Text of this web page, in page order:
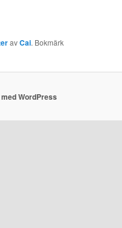
avCai. Bokmärk
WordPress